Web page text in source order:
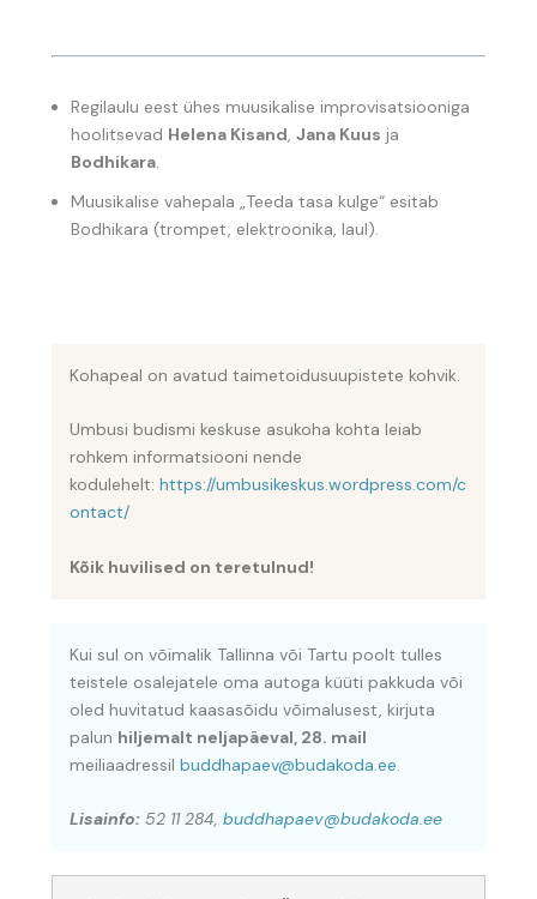
Regilaulu eest ühes muusikalise improvisatsiooniga
hoolitsevad Helena Kisand, Jana Kuus ja
Bodhikara.
Muusikalise vahepala „Teeda tasa kulge“ esitab
Bodhikara (trompet, elektroonika, laul).
Kohapeal on avatud taimetoidusuupistete kohvik.
Umbusi budismi keskuse asukoha kohta leiab
rohkem informatsiooni nende
kodulehelt: https://umbusikeskus.wordpress.com/c
ontact/
Kõik huvilised on teretulnud!
Kui sul on võimalik Tallinna või Tartu poolt tulles
teistele osalejatele oma autoga küüti pakkuda või
oled huvitatud kaasasõidu võimalusest, kirjuta
palun hiljemalt neljapäeval, 28. mail
meiliaadressil buddhapaev@budakoda.ee
Lisainfo:52 11 284, buddhapaev@budakoda.ee